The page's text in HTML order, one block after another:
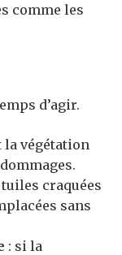
comme les
d’agir.
la végétation
tuiles craquées
sans
: si la